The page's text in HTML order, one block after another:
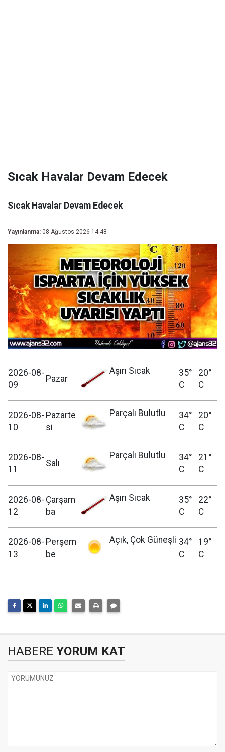
Sıcak Havalar Devam Edecek
Sıcak Havalar Devam Edecek
Yayınlanma: 08 Ağustos 2026 14:48
2026-08-
09
Pazar
Aşırı Sıcak
35°
C
20°
C
2026-08-
10
Pazarte
si
Parçalı Bulutlu
34°
C
20°
C
2026-08-
11
Salı
Parçalı Bulutlu
34°
C
21°
C
2026-08-
12
Çarşam
ba
Aşırı Sıcak
35°
C
22°
C
2026-08-
13
Perşem
be
Açık, Çok Güneşli 34°
C
19°
C
HABERE YORUM KAT